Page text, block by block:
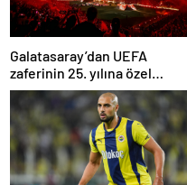
Galatasaray’dan UEFA
zaferinin 25. yılına özel
buluşma!